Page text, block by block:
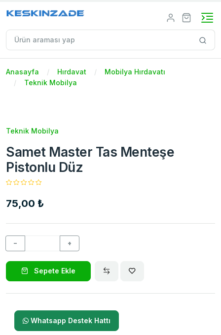
Anasayfa Hırdavat
Mobilya Hırdavatı
Teknik Mobilya
Teknik Mobilya
Samet Master Tas Menteşe
Pistonlu Düz
75,00 ₺
− +
Sepete Ekle
Whatsapp Destek Hattı